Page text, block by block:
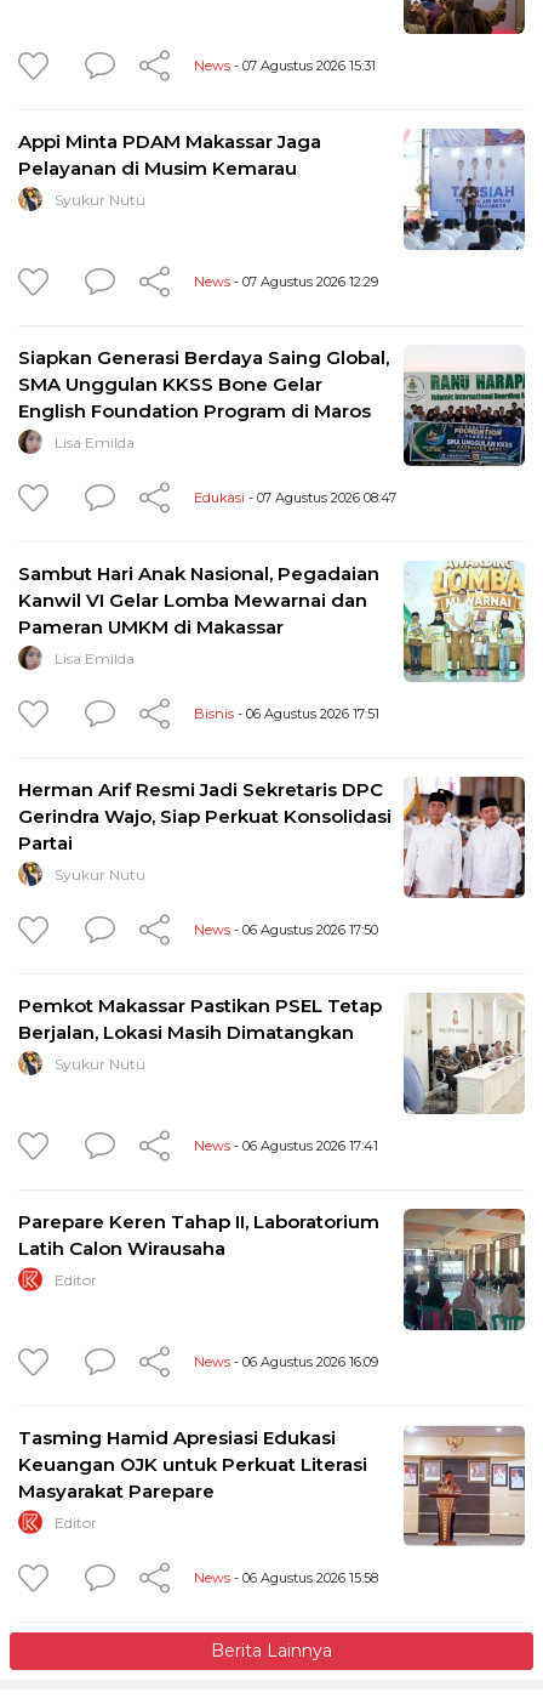
News - 07 Agustus 2026 15:31
Appi Minta PDAM Makassar Jaga
Pelayanan di Musim Kemarau
Syukur Nutu
News - 07 Agustus 2026 12:29
Siapkan Generasi Berdaya Saing Global,
SMA Unggulan KKSS Bone Gelar
English Foundation Program di Maros
Lisa Emilda
Edukasi - 07 Agustus 2026 08:47
Sambut Hari Anak Nasional, Pegadaian
Kanwil VI Gelar Lomba Mewarnai dan
Pameran UMKM di Makassar
Lisa Emilda
Bisnis - 06 Agustus 2026 17:51
Herman Arif Resmi Jadi Sekretaris DPC
Gerindra Wajo, Siap Perkuat Konsolidasi
Partai
Syukur Nutu
News - 06 Agustus 2026 17:50
Pemkot Makassar Pastikan PSEL Tetap
Berjalan, Lokasi Masih Dimatangkan
Syukur Nutu
News - 06 Agustus 2026 17:41
Parepare Keren Tahap II, Laboratorium
Latih Calon Wirausaha
Editor
News - 06 Agustus 2026 16:09
Tasming Hamid Apresiasi Edukasi
Keuangan OJK untuk Perkuat Literasi
Masyarakat Parepare
Editor
News - 06 Agustus 2026 15:58
Berita Lainnya